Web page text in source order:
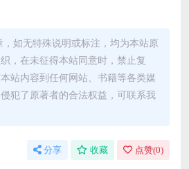
如无特殊说明或标注，均为本站原
，在未征得本站同意时，禁止复
站内容到任何网站、书籍等各类媒
犯了原著者的合法权益，可联系我
分享 收藏 点赞(0)